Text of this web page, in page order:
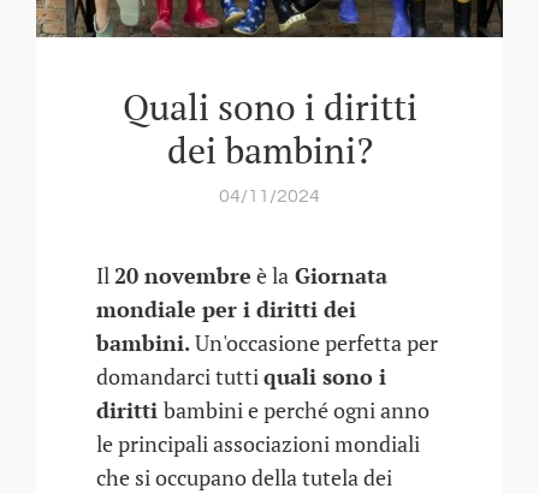
Quali sono i diritti
dei bambini?
04/11/2024
Il20 novembre è la Giornata
mondiale per i diritti dei
bambini.Un'occasione perfetta per
domandarci tuttiquali sono i
diritti bambini e perché ogni anno
le principali associazioni mondiali
che si occupano della tutela dei